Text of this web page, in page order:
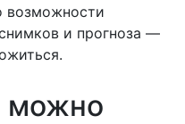
возможности
и прогноза —
можно